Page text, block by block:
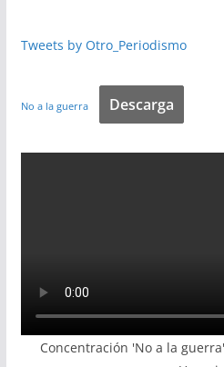
Tweets by Otro_Periodismo
No a la guerra Descarga
Concentración 'No a la